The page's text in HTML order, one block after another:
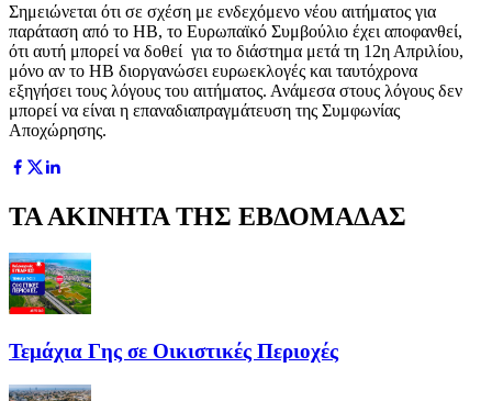
Σημειώνεται ότι σε σχέση με ενδεχόμενο νέου αιτήματος για
παράταση από το ΗΒ, το Ευρωπαϊκό Συμβούλιο έχει αποφανθεί,
ότι αυτή μπορεί να δοθεί για το διάστημα μετά τη 12η Απριλίου,
μόνο αν το ΗΒ διοργανώσει ευρωεκλογές και ταυτόχρονα
εξηγήσει τους λόγους του αιτήματος. Ανάμεσα στους λόγους δεν
μπορεί να είναι η επαναδιαπραγμάτευση της Συμφωνίας
Αποχώρησης.
ΤΑ ΑΚΙΝΗΤΑ ΤΗΣ ΕΒΔΟΜΑΔΑΣ
Τεμάχια Γης σε Οικιστικές Περιοχές